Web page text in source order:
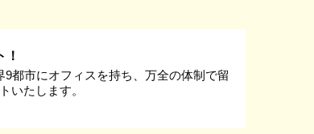
9都市にオフィスを持ち、万全の体制で留
いたします。